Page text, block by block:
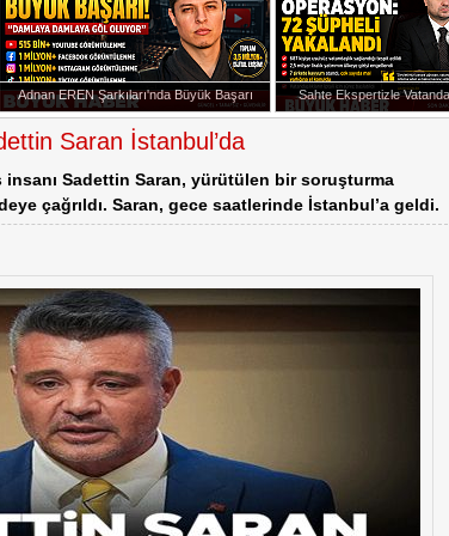
Yeni İddialar
Anıtkabir'de
Gündüz, Milli Yol Partisi Basın Danışmanlığı Görevine Atandı
Adnan EREN Şarkıları'nda Büyük Başarı Sahte Ekspertizle
Saran İstanbul’da
insanı Sadettin Saran, yürütülen bir soruşturma
çağrıldı. Saran, gece saatlerinde İstanbul’a geldi.